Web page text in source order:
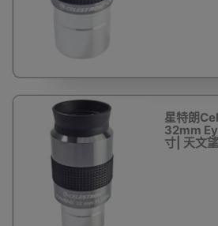
星特朗
32mm
寸| 天文